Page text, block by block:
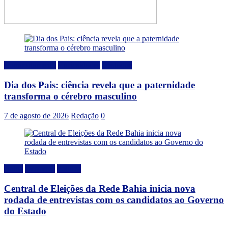
Dia dos Pais: ciência revela que a paternidade
transforma o cérebro masculino
7 de agosto de 2026 Redação 0
Central de Eleições da Rede Bahia inicia nova
rodada de entrevistas com os candidatos ao Governo
do Estado